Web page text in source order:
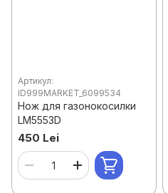
Артикул:
ID999MARKET_6099534
Нож для газонокосилки
LM5553D
450 Lei